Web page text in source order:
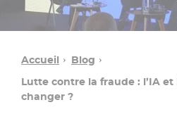
Accueil
Blog
Lutte contre la fraude : l’IA
changer ?